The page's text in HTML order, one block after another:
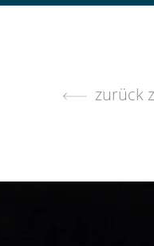
zurück